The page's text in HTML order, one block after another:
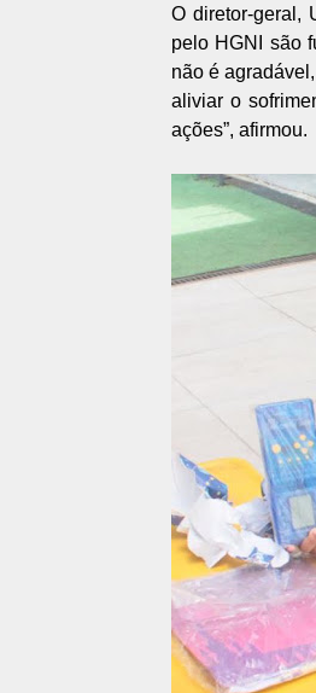
O diretor-geral,
pelo HGNI são
não é
aliviar o
ações”, afirmou.